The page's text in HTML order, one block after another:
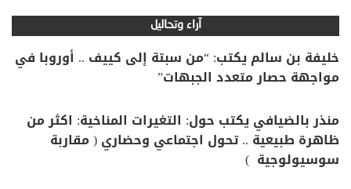
آراء وتحاليل
خليفة بن سالم يكتب: “من سبتة إلى كييف .. أوروبا في
مواجهة حصار متعدد الجبهات”
منذر بالضيافي يكتب حول: التغيرات المناخية: اكثر من
ظاهرة طبيعية .. تحول اجتماعي وحضاري ( مقاربة
سوسيولوجية )